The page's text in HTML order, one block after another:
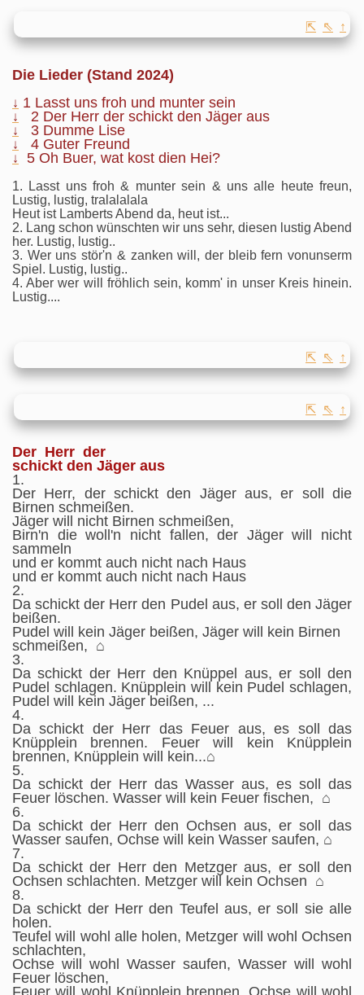
⇱ ⇖ ↑
Die Lieder (Stand 2024)
↓ 1 Lasst uns froh und munter sein
↓ 2 Der Herr der schickt den Jäger aus
↓ 3 Dumme Lise
↓ 4 Guter Freund
↓ 5 Oh Buer, wat kost dien Hei?
1. Lasst uns froh & munter sein & uns alle heute freun,
Lustig, lustig, tralalalala
Heut ist Lamberts Abend da, heut ist...
2. Lang schon wünschten wir uns sehr, diesen lustig Abend
her. Lustig, lustig..
3. Wer uns stör'n & zanken will, der bleib fern vonunserm
Spiel. Lustig, lustig..
4. Aber wer will fröhlich sein, komm' in unser Kreis hinein.
Lustig....
⇱ ⇖ ↑
⇱ ⇖ ↑
Der Herr der
schickt den Jäger aus
1.
Der Herr, der schickt den Jäger aus, er soll die
Birnen schmeißen.
Jäger will nicht Birnen schmeißen,
Birn'n die woll'n nicht fallen, der Jäger will nicht
sammeln
und er kommt auch nicht nach Haus
und er kommt auch nicht nach Haus
2.
Da schickt der Herr den Pudel aus, er soll den Jäger
beißen.
Pudel will kein Jäger beißen, Jäger will kein Birnen
schmeißen, ⌂
3.
Da schickt der Herr den Knüppel aus, er soll den
Pudel schlagen. Knüpplein will kein Pudel schlagen,
Pudel will kein Jäger beißen, ...
4.
Da schickt der Herr das Feuer aus, es soll das
Knüpplein brennen. Feuer will kein Knüpplein
brennen, Knüpplein will kein...⌂
5.
Da schickt der Herr das Wasser aus, es soll das
Feuer löschen. Wasser will kein Feuer fischen, ⌂
6.
Da schickt der Herr den Ochsen aus, er soll das
Wasser saufen, Ochse will kein Wasser saufen, ⌂
7.
Da schickt der Herr den Metzger aus, er soll den
Ochsen schlachten. Metzger will kein Ochsen ⌂
8.
Da schickt der Herr den Teufel aus, er soll sie alle
holen.
Teufel will wohl alle holen, Metzger will wohl Ochsen
schlachten,
Ochse will wohl Wasser saufen, Wasser will wohl
Feuer löschen,
Feuer will wohl Knüpplein brennen, Ochse will wohl